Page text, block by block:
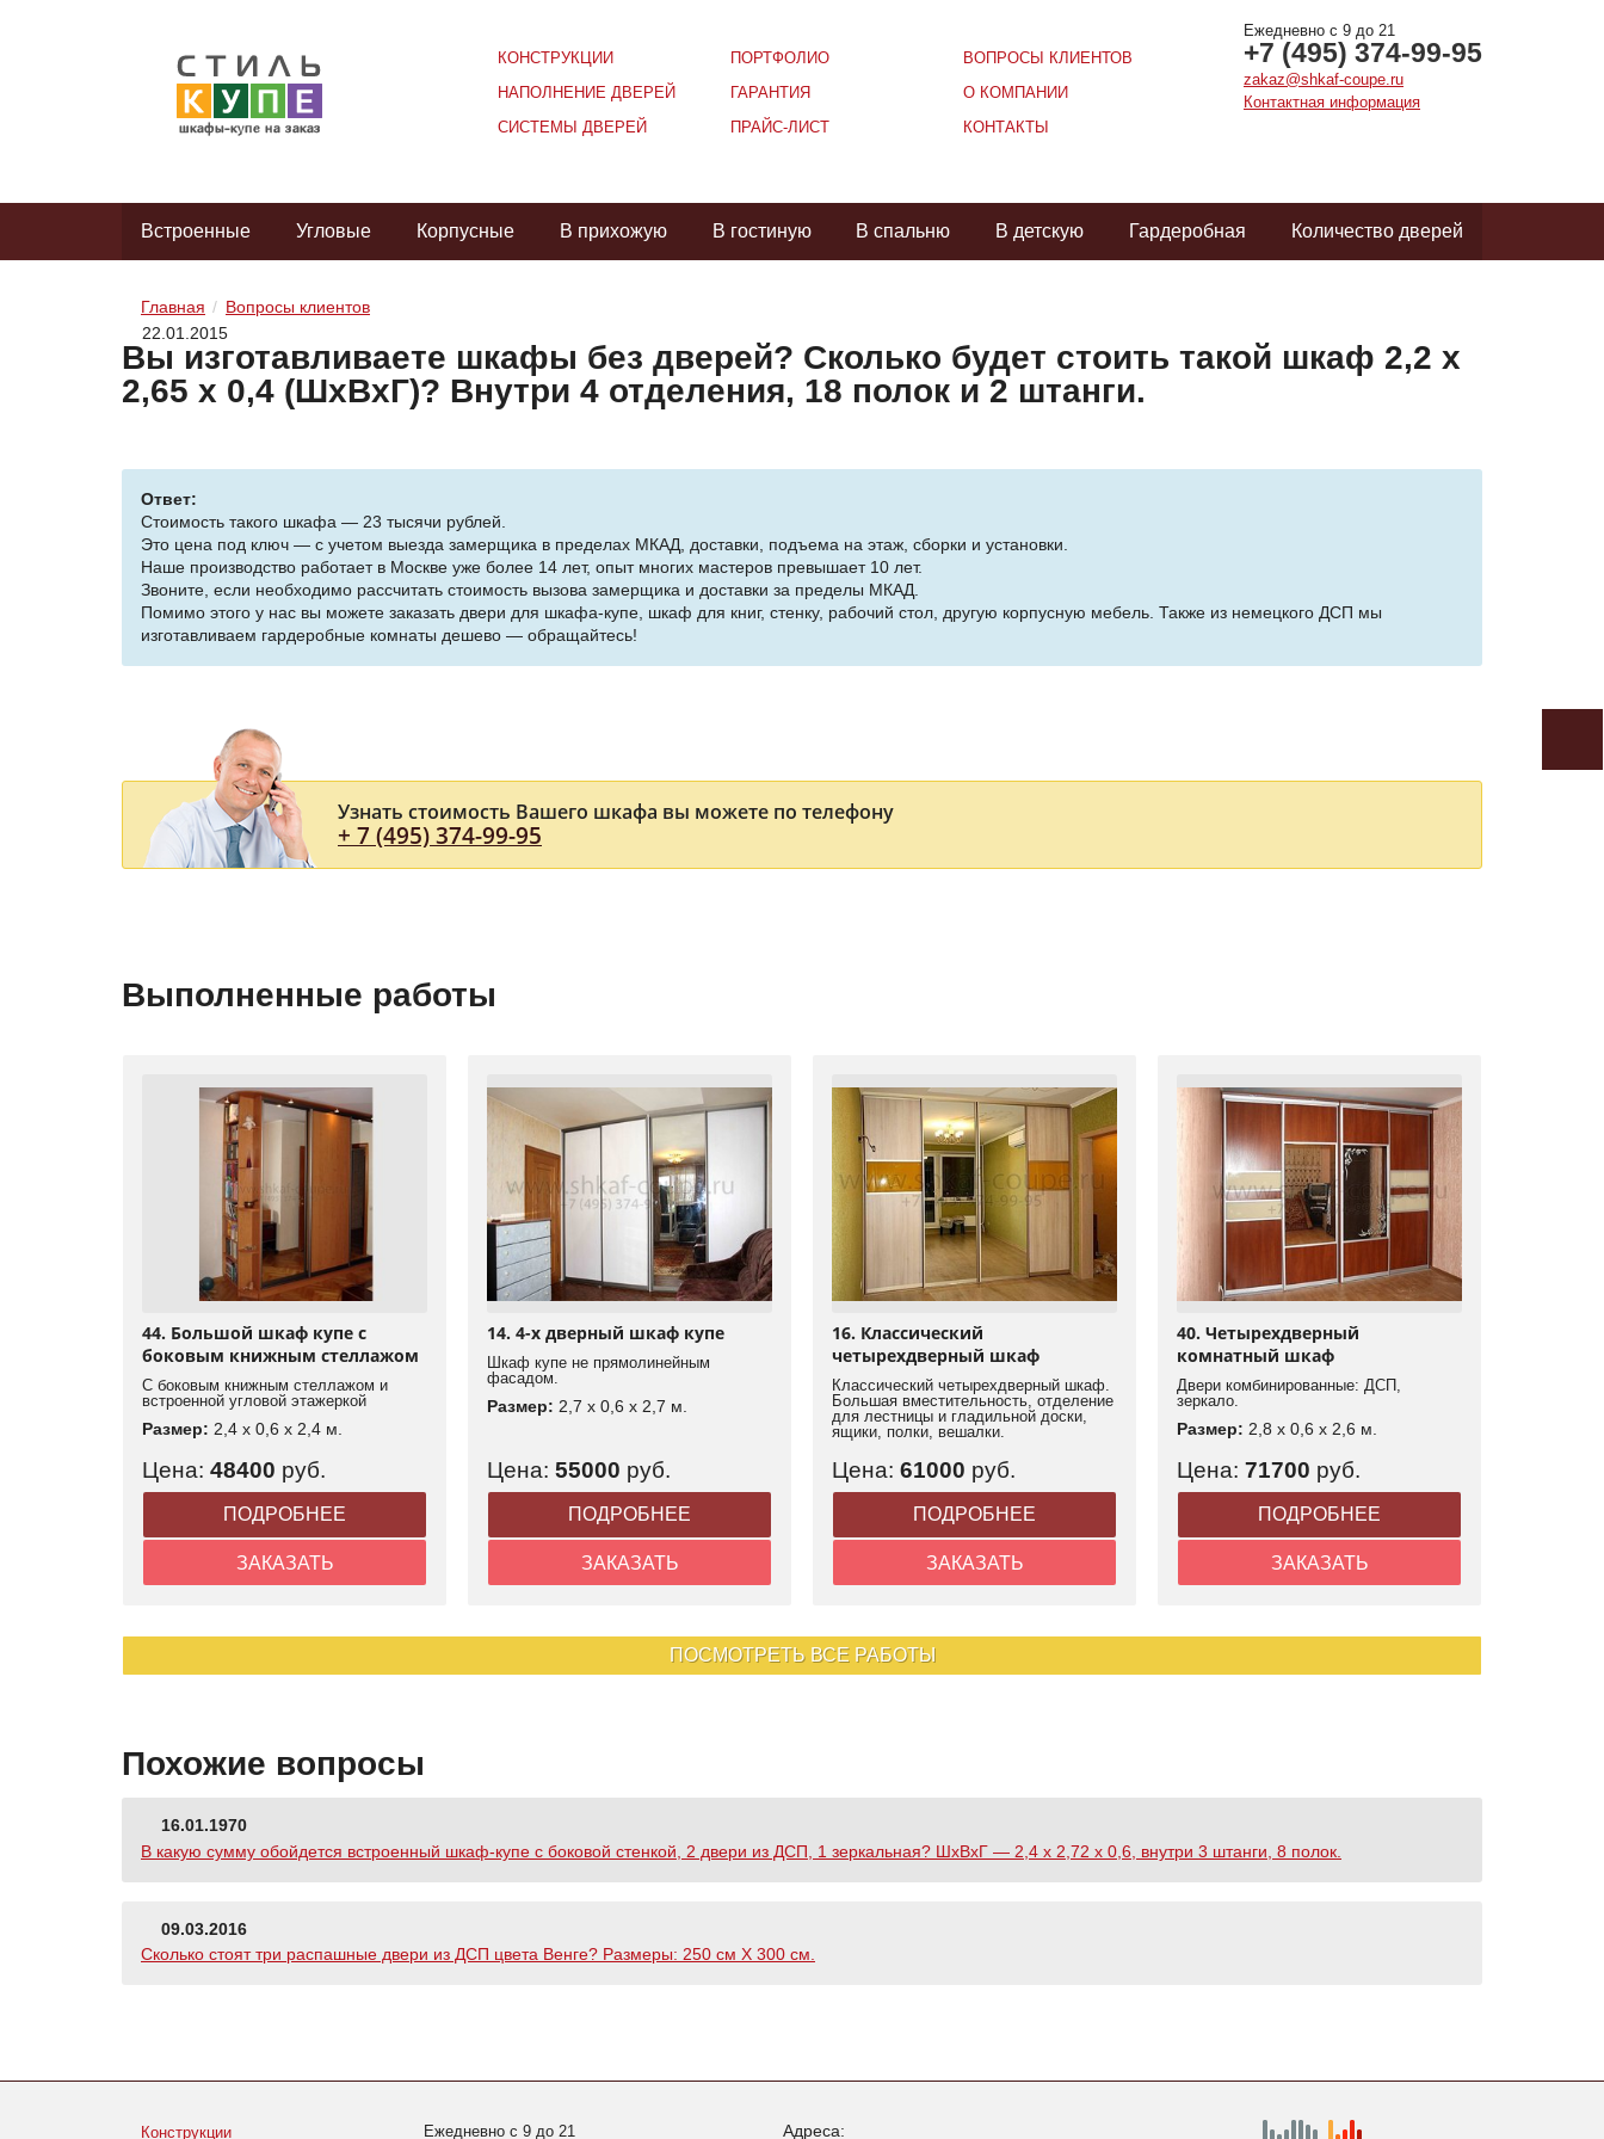
Ежедневно с 9 до 21
+7 (495) 374-99-95
zakaz@shkaf-coupe.ru
Контактная информация
КОНСТРУКЦИИ
НАПОЛНЕНИЕ ДВЕРЕЙ
СИСТЕМЫ ДВЕРЕЙ
ПОРТФОЛИО
ГАРАНТИЯ
ПРАЙС-ЛИСТ
ВОПРОСЫ КЛИЕНТОВ
О КОМПАНИИ
КОНТАКТЫ
Встроенные Угловые Корпусные В прихожую В гостиную В спальню В детскую Гардеробная Количество дверей
Главная
Вопросы клиентов
22.01.2015
Вы изготавливаете шкафы без дверей? Сколько будет стоить такой шкаф 2,2 х
2,65 х 0,4 (ШхВхГ)? Внутри 4 отделения, 18 полок и 2 штанги.
Ответ:
Стоимость такого шкафа — 23 тысячи рублей.
Это цена под ключ — с учетом выезда замерщика в пределах МКАД, доставки, подъема на этаж, сборки и установки.
Наше производство работает в Москве уже более 14 лет, опыт многих мастеров превышает 10 лет.
Звоните, если необходимо рассчитать стоимость вызова замерщика и доставки за пределы МКАД.
Помимо этого у нас вы можете заказать двери для шкафа-купе, шкаф для книг, стенку, рабочий стол, другую корпусную мебель. Также из немецкого ДСП мы
изготавливаем гардеробные комнаты дешево — обращайтесь!
Узнать стоимость Вашего шкафа вы можете по телефону
+ 7 (495) 374-99-95
Выполненные работы
44. Большой шкаф купе с
боковым книжным стеллажом
С боковым книжным стеллажом и
встроенной угловой этажеркой
Размер: 2,4 x 0,6 x 2,4 м.
Цена: 48400 руб.
ПОДРОБНЕЕ
ЗАКАЗАТЬ
14. 4-х дверный шкаф купе
Шкаф купе не прямолинейным
фасадом.
Размер: 2,7 x 0,6 x 2,7 м.
Цена: 55000 руб.
ПОДРОБНЕЕ
ЗАКАЗАТЬ
16. Классический
четырехдверный шкаф
Классический четырехдверный шкаф.
Большая вместительность, отделение
для лестницы и гладильной доски,
ящики, полки, вешалки.
Цена: 61000 руб.
ПОДРОБНЕЕ
ЗАКАЗАТЬ
40. Четырехдверный
комнатный шкаф
Двери комбинированные: ДСП,
зеркало.
Размер: 2,8 x 0,6 x 2,6 м.
Цена: 71700 руб.
ПОДРОБНЕЕ
ЗАКАЗАТЬ
ПОСМОТРЕТЬ ВСЕ РАБОТЫ
Похожие вопросы
16.01.1970
В какую сумму обойдется встроенный шкаф-купе с боковой стенкой, 2 двери из ДСП, 1 зеркальная? ШхВхГ — 2,4 х 2,72 х 0,6, внутри 3 штанги, 8 полок.
09.03.2016
Сколько стоят три распашные двери из ДСП цвета Венге? Размеры: 250 см Х 300 см.
Конструкции Ежедневно с 9 до 21 Адреса: